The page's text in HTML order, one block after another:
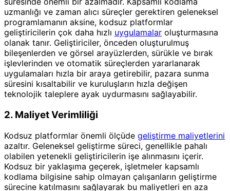
uzmanlığı ve zaman alıcı süreçler gerektiren geleneksel
programlamanın aksine, kodsuz platformlar
geliştiricilerin çok daha hızlı uygulamalar oluşturmasına
olanak tanır. Geliştiriciler, önceden oluşturulmuş
bileşenlerden ve görsel arayüzlerden, sürükle ve bırak
işlevlerinden ve otomatik süreçlerden yararlanarak
uygulamaları hızla bir araya getirebilir, pazara sunma
süresini kısaltabilir ve kuruluşların hızla değişen
teknolojik taleplere ayak uydurmasını sağlayabilir.
2. Maliyet Verimliliği
Kodsuz platformlar önemli ölçüde geliştirme maliyetlerini
azaltır. Geleneksel geliştirme süreci, genellikle pahalı
olabilen yetenekli geliştiricilerin işe alınmasını içerir.
Kodsuz bir yaklaşıma geçerek, işletmeler kapsamlı
kodlama bilgisine sahip olmayan çalışanların geliştirme
sürecine katılmasını sağlayarak bu maliyetleri en aza